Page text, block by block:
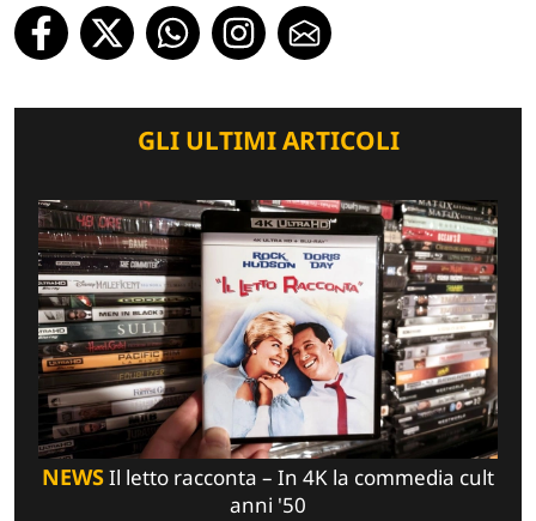
GLI ULTIMI ARTICOLI
NEWSIl letto racconta – In 4K la commedia cult
anni '50